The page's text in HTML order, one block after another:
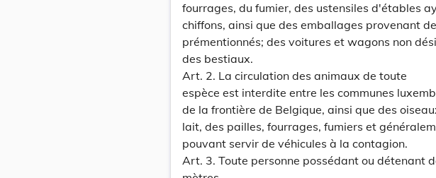
fourrages, du fumier, des ustensiles d'étables
chiffons, ainsi que des emballages provenant
prémentionnés; des voitures et wagons non
des bestiaux.
Art. 2. La circulation des animaux de toute
espèce est interdite entre les communes
de la frontière de Belgique, ainsi que des
lait, des pailles, fourrages, fumiers et
pouvant servir de véhicules à la contagion.
Art. 3. Toute personne possédant ou détenant